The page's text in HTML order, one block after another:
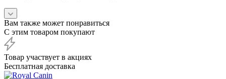
Вам также может понравиться
С этим товаром покупают
Товар участвует в акциях
Бесплатная доставка